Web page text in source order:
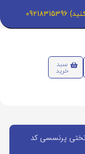
سبد
خرید
پرنسسی کد